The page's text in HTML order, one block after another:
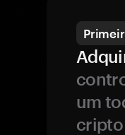
um
cripto